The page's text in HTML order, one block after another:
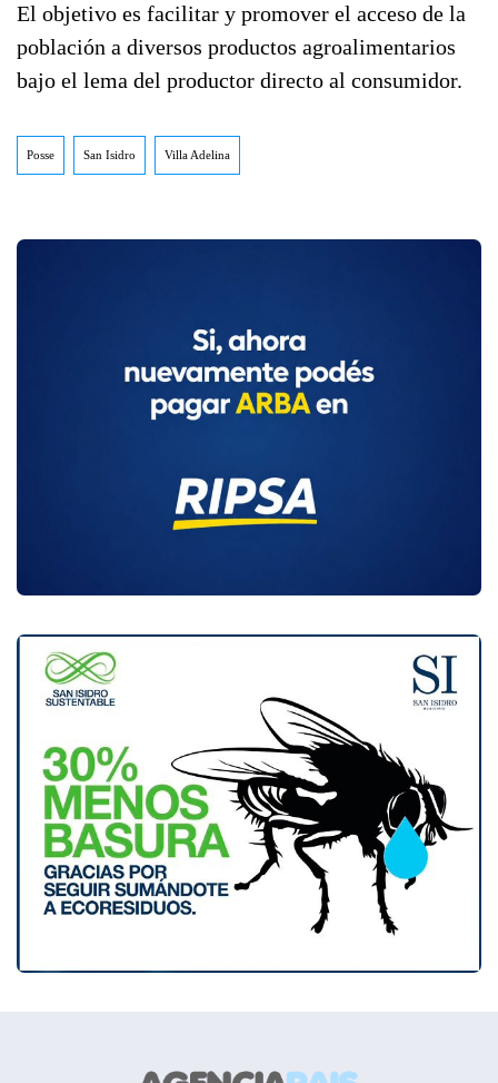
El objetivo es facilitar y promover el acceso de la
población a diversos productos agroalimentarios
bajo el lema del productor directo al consumidor.
Posse San Isidro Villa Adelina